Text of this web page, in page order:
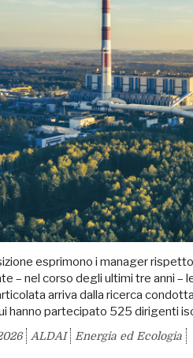
esprimono i manager
– nel corso degli ultimi tre anni –
arriva dalla ricerca
hanno partecipato 525 dirigenti
ALDAI Energia ed Ecologia